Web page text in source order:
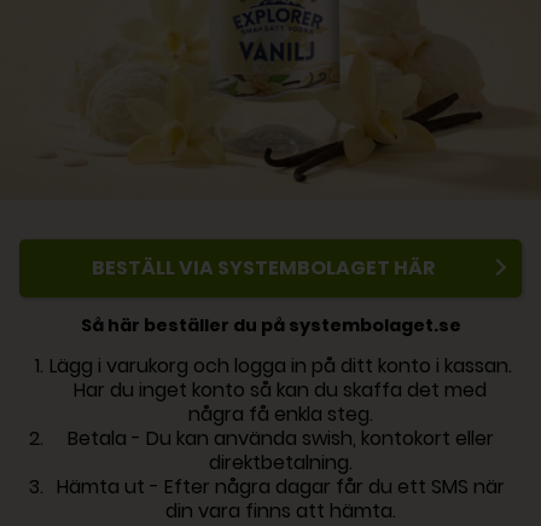
BESTÄLL VIA SYSTEMBOLAGET HÄR
Så här beställer du på systembolaget.se
Lägg i varukorg och logga in på ditt konto i kassan.
Har du inget konto så kan du skaffa det med
några få enkla steg.
Betala - Du kan använda swish, kontokort eller
direktbetalning.
Hämta ut - Efter några dagar får du ett SMS när
din vara finns att hämta.